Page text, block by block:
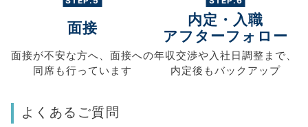
面接
面接が不安な方へ、 面接への
同席も行っています
内定・入職
アフターフォロー
年収交渉や入社日調整まで、
内定後もバックアップ
よくあるご質問